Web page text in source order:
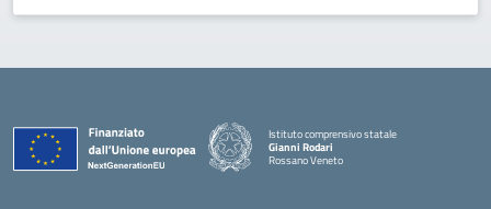
Istituto comprensivo statale
Gianni Rodari
Rossano Veneto